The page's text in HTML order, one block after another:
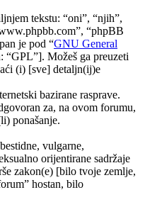
tekstu: “oni”, “njih”,
“phpBB
je pod “GNU General
“GPL”]. Možeš ga preuzeti
(i) [sve] detaljn(ij)e
bazirane rasprave.
za, na ovom forumu,
ponašanje.
vulgarne,
orijentirane sadržaje
zakon(e) [bilo tvoje zemlje,
hostan, bilo